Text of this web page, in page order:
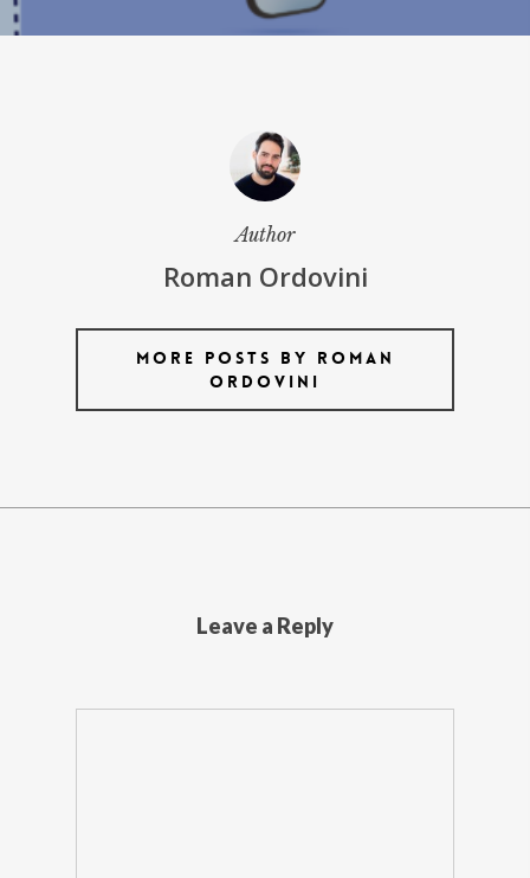
Author
Roman Ordovini
More posts by Roman
Ordovini
Leave a Reply